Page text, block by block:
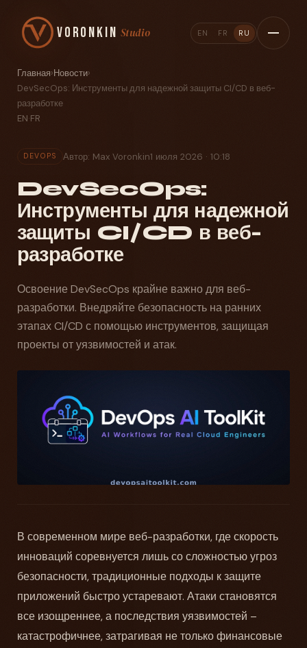
Voronkin Studio EN FR RU
Главная›Новости›
DevSecOps: Инструменты для надежной защиты CI/CD в веб-
разработке
EN·FR
DEVOPS Автор: Max Voronkin1 июля 2026 · 10:18
DevSecOps:
Инструменты для надежной
защиты CI/CD в веб-
разработке
Освоение DevSecOps крайне важно для веб-
разработки. Внедряйте безопасность на ранних
этапах CI/CD с помощью инструментов, защищая
проекты от уязвимостей и атак.
В современном мире веб-разработки, где скорость
инноваций соревнуется лишь со сложностью угроз
безопасности, традиционные подходы к защите
приложений быстро устаревают. Атаки становятся
все изощреннее, а последствия уязвимостей –
катастрофичнее, затрагивая не только финансовые